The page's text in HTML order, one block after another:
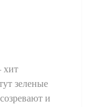
хит
зеленые
и